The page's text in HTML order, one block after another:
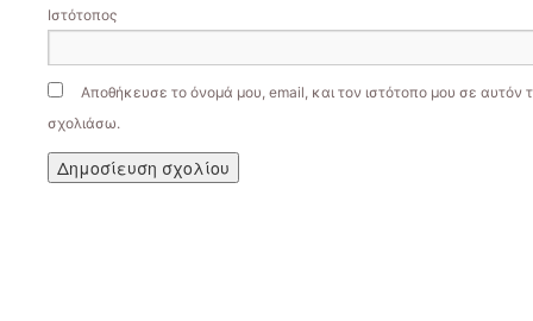
Ιστότοπος
Αποθήκευσε το όνομά μου, email, και τον ιστότοπο μου σε αυτόν
σχολιάσω.